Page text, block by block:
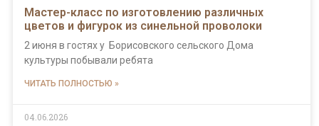
Мастер-класс по изготовлению различных
цветов и фигурок из синельной проволоки
2 июня в гостях у Борисовского сельского Дома
культуры побывали ребята
ЧИТАТЬ ПОЛНОСТЬЮ »
04.06.2026